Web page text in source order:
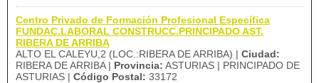
Centro Privado de Formación Profesional Específica
FUNDAC.LABORAL CONSTRUCC.PRINCIPADO AST.
RIBERA DE ARRIBA
ALTO EL CALEYU,2 (LOC.:RIBERA DE ARRIBA) | Ciudad:
RIBERA DE ARRIBA | Provincia: ASTURIAS | PRINCIPADO DE
ASTURIAS | Código Postal: 33172